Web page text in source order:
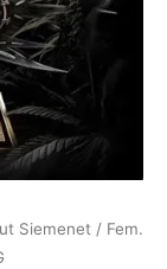
Siemenet / Fem.